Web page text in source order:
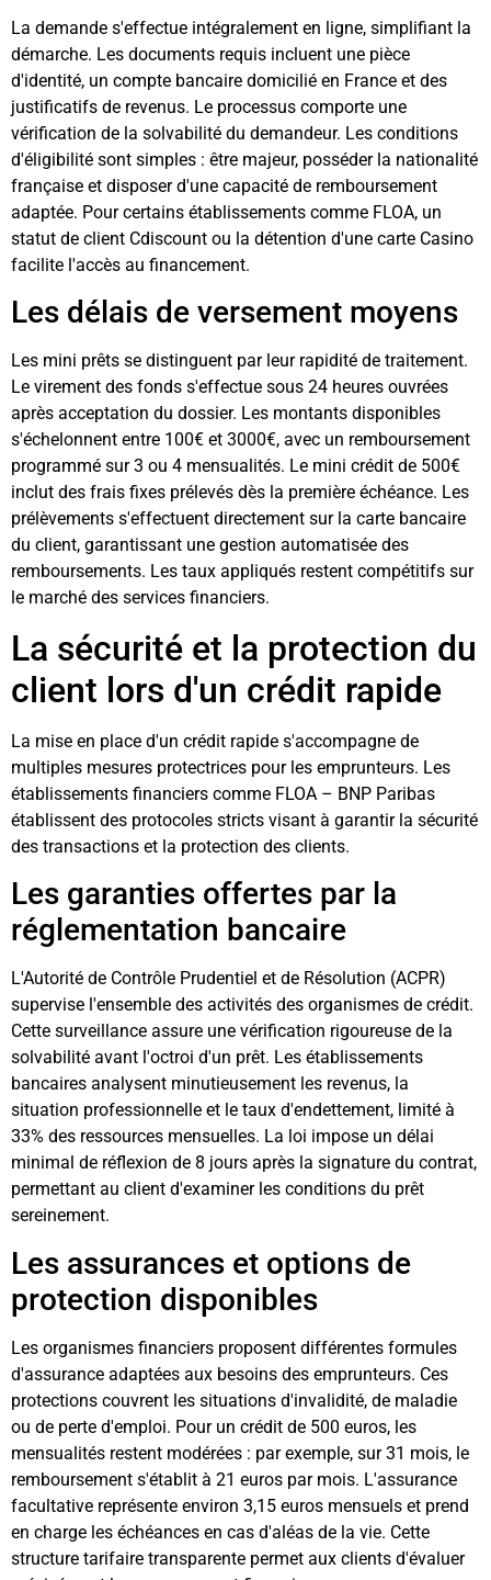
La demande s'effectue intégralement en ligne, simplifiant la
démarche. Les documents requis incluent une pièce
d'identité, un compte bancaire domicilié en France et des
justificatifs de revenus. Le processus comporte une
vérification de la solvabilité du demandeur. Les conditions
d'éligibilité sont simples : être majeur, posséder la nationalité
française et disposer d'une capacité de remboursement
adaptée. Pour certains établissements comme FLOA, un
statut de client Cdiscount ou la détention d'une carte Casino
facilite l'accès au financement.
Les délais de versement moyens
Les mini prêts se distinguent par leur rapidité de traitement.
Le virement des fonds s'effectue sous 24 heures ouvrées
après acceptation du dossier. Les montants disponibles
s'échelonnent entre 100€ et 3000€, avec un remboursement
programmé sur 3 ou 4 mensualités. Le mini crédit de 500€
inclut des frais fixes prélevés dès la première échéance. Les
prélèvements s'effectuent directement sur la carte bancaire
du client, garantissant une gestion automatisée des
remboursements. Les taux appliqués restent compétitifs sur
le marché des services financiers.
La sécurité et la protection du
client lors d'un crédit rapide
La mise en place d'un crédit rapide s'accompagne de
multiples mesures protectrices pour les emprunteurs. Les
établissements financiers comme FLOA – BNP Paribas
établissent des protocoles stricts visant à garantir la sécurité
des transactions et la protection des clients.
Les garanties offertes par la
réglementation bancaire
L'Autorité de Contrôle Prudentiel et de Résolution (ACPR)
supervise l'ensemble des activités des organismes de crédit.
Cette surveillance assure une vérification rigoureuse de la
solvabilité avant l'octroi d'un prêt. Les établissements
bancaires analysent minutieusement les revenus, la
situation professionnelle et le taux d'endettement, limité à
33% des ressources mensuelles. La loi impose un délai
minimal de réflexion de 8 jours après la signature du contrat,
permettant au client d'examiner les conditions du prêt
sereinement.
Les assurances et options de
protection disponibles
Les organismes financiers proposent différentes formules
d'assurance adaptées aux besoins des emprunteurs. Ces
protections couvrent les situations d'invalidité, de maladie
ou de perte d'emploi. Pour un crédit de 500 euros, les
mensualités restent modérées : par exemple, sur 31 mois, le
remboursement s'établit à 21 euros par mois. L'assurance
facultative représente environ 3,15 euros mensuels et prend
en charge les échéances en cas d'aléas de la vie. Cette
structure tarifaire transparente permet aux clients d'évaluer